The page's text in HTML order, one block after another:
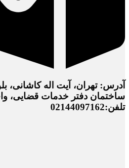
آدرس: تهران، آیت اله کاشانی،
تلفن:02144097162